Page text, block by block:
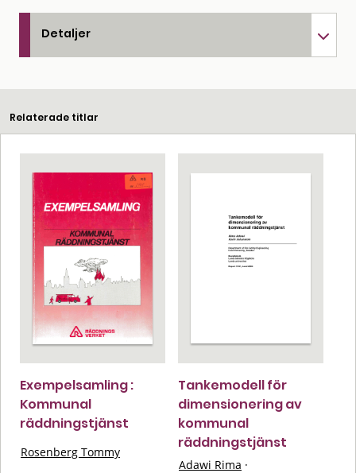
Detaljer
Relaterade titlar
Exempelsamling :
Kommunal
räddningstjänst
Rosenberg Tommy
Tankemodell för
dimensionering av
kommunal
räddningstjänst
Adawi Rima ·